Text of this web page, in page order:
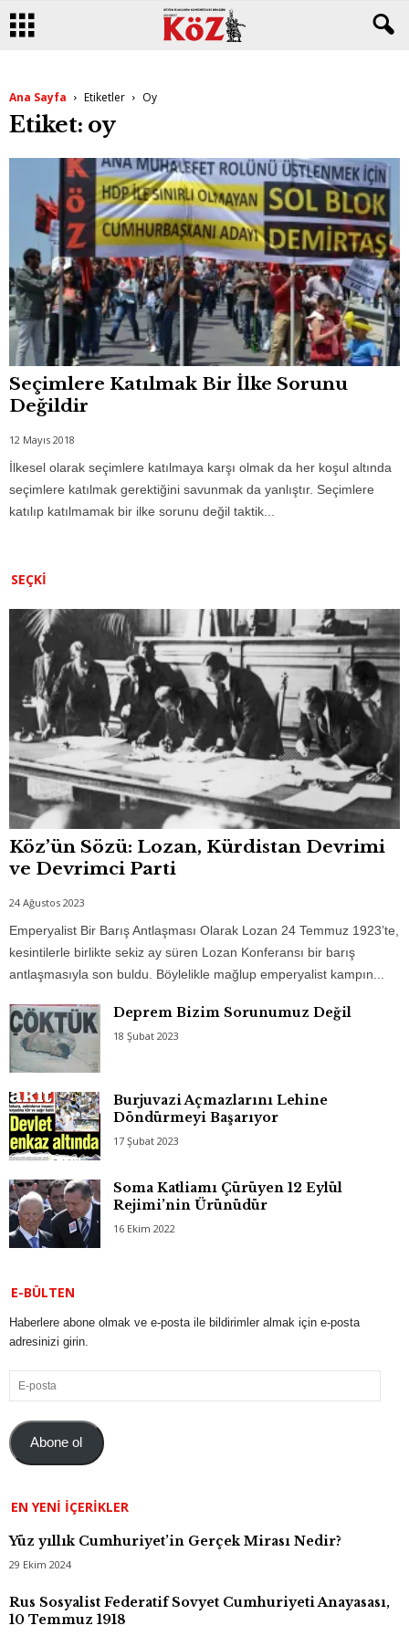
Ana Sayfa Etiketler Oy
Etiket: oy
Seçimlere Katılmak Bir İlke Sorunu
Değildir
12 Mayıs 2018
İlkesel olarak seçimlere katılmaya karşı olmak da her koşul altında
seçimlere katılmak gerektiğini savunmak da yanlıştır. Seçimlere
katılıp katılmamak bir ilke sorunu değil taktik...
SEÇKI
Köz’ün Sözü: Lozan, Kürdistan Devrimi
ve Devrimci Parti
24 Ağustos 2023
Emperyalist Bir Barış Antlaşması Olarak Lozan 24 Temmuz 1923’te,
kesintilerle birlikte sekiz ay süren Lozan Konferansı bir barış
antlaşmasıyla son buldu. Böylelikle mağlup emperyalist kampın...
Deprem Bizim Sorunumuz Değil
18 Şubat 2023
Burjuvazi Açmazlarını Lehine
Döndürmeyi Başarıyor
17 Şubat 2023
Soma Katliamı Çürüyen 12 Eylül
Rejimi’nin Ürünüdür
16 Ekim 2022
E-BÜLTEN
Haberlere abone olmak ve e-posta ile bildirimler almak için e-posta
adresinizi girin.
E-
posta
Abone ol
EN YENI İÇERIKLER
Yüz yıllık Cumhuriyet’in Gerçek Mirası Nedir?
29 Ekim 2024
Rus Sosyalist Federatif Sovyet Cumhuriyeti Anayasası,
10 Temmuz 1918